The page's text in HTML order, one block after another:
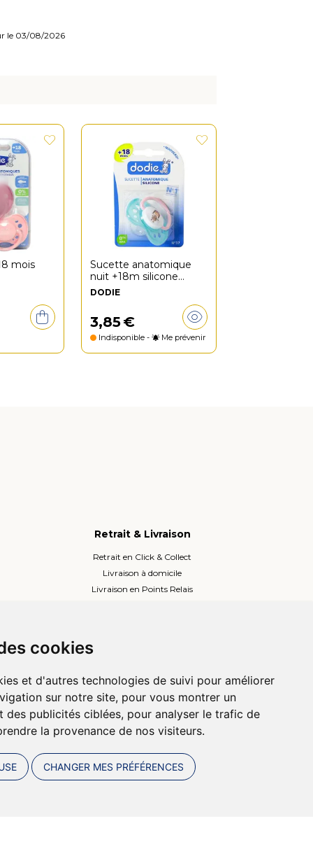
cookies
et d'autres technologies de suivi pour améliorer
sur notre site, pour vous montrer un
des publicités ciblées, pour analyser le trafic de
la provenance de nos visiteurs.
CHANGER MES PRÉFÉRENCES
le 03/08/2026
mois
Sucette anatomique
nuit +18m silicone
indienne n°37
DODIE
3,85€
Indisponible - Me prévenir
Retrait & Livraison
Retrait en Click & Collect
Livraison à domicile
Livraison en Points Relais